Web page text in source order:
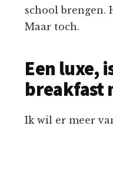
school brengen.
Maar toch.
Een luxe,
breakfast
Ik wil er meer